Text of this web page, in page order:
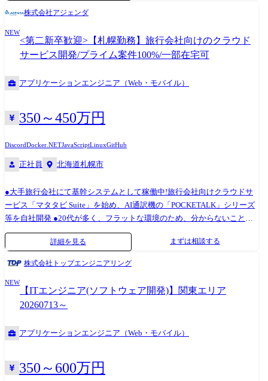
向け開発(社内システム・業務効率化ツール) ～業務内容～ ・社内向けシ
発 ・システム管理、運用改善、セキュリティ対応 多様な技術に触れなが
ら、幅広い領域でスキルを伸ばせます! ～使用技術例(※いずれかの経験
があれば歓迎)～ Java/VB.NET/C++/C♯/COBOL/PL/SQL/RPA/AWS・Azure/
ム改善案件 ●業務内容 ・出荷工場の移動によるシステム対応 ・現行手作
験 ・C#の使用経験 ・VB.VETの使用経験 ・RFID/QR/バーコードの作成
と読み取り処理の経験 etc. ●勤務地 福岡県東比恵 ②AWSシステム開発
験 ・PostgreSQLまたはOracle等で動作するSQL作成経験 ・コミュニケー
株式会社アジェンダ
NEW
<第二新卒歓迎>【札幌勤務】旅行会社向けのクラウド
サービス開発/プライム案件100%/一部在宅可
アプリケーションエンジニア（Web・モバイル）
350～450万円
DiscordDocker .NETJavaScriptLinuxGitHub
正社員 北海道札幌市
●大手旅行会社にて基幹システムとして稼働中!旅行会社向けクラウドサ
ービス「マタタビ Suite」を始め、AI通訳機の「POCKETALK」シリーズ
等を自社開発 ●20代が多く、フラットな環境のため、分からないことを
聞きやすい ●リモートでも常時相談可能な環境 旅行会社様の基幹システ
ムの自社製品開発または受託開発の部署にて、案件の担当を担っていた
ームワーク、ツール＞ ・C#/.NET(MVC、
Forms)/VisualStudio/PHP/CakePHP/PhpStorm/JavaScript(フロン
ト)/jQuery/PhpStorm/JavaScript(バッ
Slack、Discord、Notion/Linux、Docker、WSL ※使用経験のない言語で
エンジニアが働きやすい環境＞ 当社は働き方改革を推進していること
や、プライム案件しか受注をしないことから残業時間は現在10時間以下
詳細を見る まずは相談する
株式会社トップエンジニアリング
NEW
【ITエンジニア(ソフトウェア開発)】関東エリア
20260713～
アプリケーションエンジニア（Web・モバイル）
350～600万円